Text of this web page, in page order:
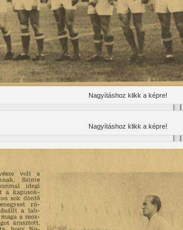
Nagyí­táshoz klikk a képre!
Nagyí­táshoz klikk a képre!